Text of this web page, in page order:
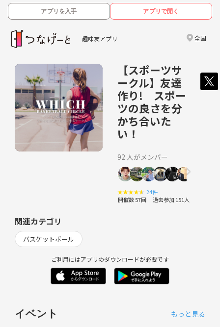
アプリを入手 アプリで開く
趣味友アプリ 全国
【スポーツサ
ークル】友達
作り! スポー
ツの良さを分
かち合いた
い！
92 人がメンバー
★★★★★ 24件
開催数 57回 過去参加 151人
関連カテゴリ
バスケットボール
ご利用にはアプリのダウンロードが必要です
イベント もっと見る